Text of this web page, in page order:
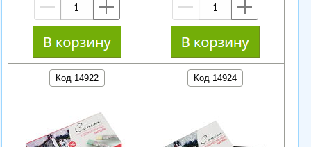
— —
Код 14922 Код 14924